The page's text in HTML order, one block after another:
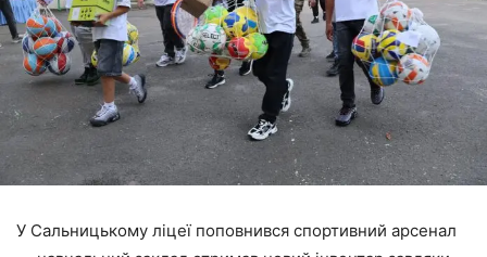
У Сальницькому ліцеї поповнився спортивний арсенал